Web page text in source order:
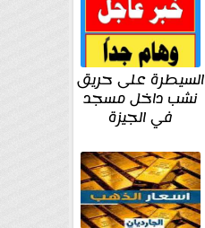
السيطرة على حريق
نشب داخل مسجد
في الجيزة